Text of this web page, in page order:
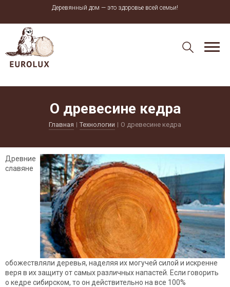
Деревянный дом — это здоровье всей семьи!
О древесине кедра
Главная Технологии О древесине кедра
Древние
славяне
обожествляли деревья, наделяя их могучей силой и искренне
веря в их защиту от самых различных напастей. Если говорить
о кедре сибирском, то он действительно на все 100%